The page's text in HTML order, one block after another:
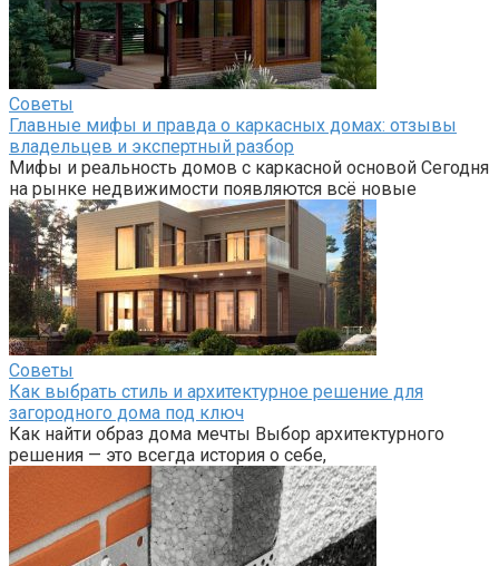
Советы
Главные мифы и правда о каркасных домах: отзывы
владельцев и экспертный разбор
Мифы и реальность домов с каркасной основой Сегодня
на рынке недвижимости появляются всё новые
Советы
Как выбрать стиль и архитектурное решение для
загородного дома под ключ
Как найти образ дома мечты Выбор архитектурного
решения — это всегда история о себе,